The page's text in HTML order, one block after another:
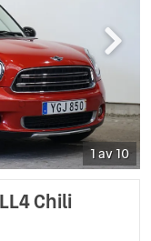
1 av 10
Chili